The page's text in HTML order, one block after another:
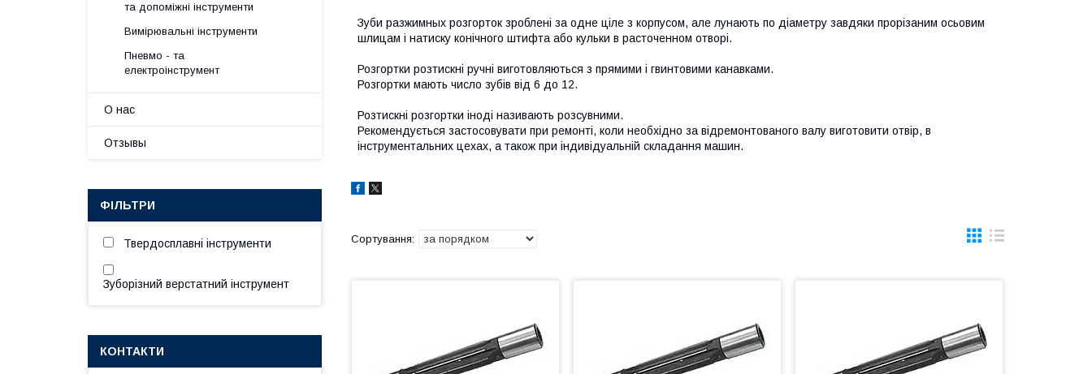
Зуби разжимных розгорток зроблені за одне ціле з корпусом, але лунають по діаметру завдяки прорізаним осьовим
шлицам і натиску конічного штифта або кульки в расточенном отворі.
Розгортки розтискні ручні виготовляються з прямими і гвинтовими канавками.
Розгортки мають число зубів від 6 до 12.
Розтискні розгортки іноді називають розсувними.
Рекомендується застосовувати при ремонті, коли необхідно за відремонтованого валу виготовити отвір, в
інструментальних цехах, а також при індивідуальній складання машин.
та допоміжні інструменти
Вимірювальні інструменти
Пневмо - та
електроінструмент
О нас
Отзывы
ФІЛЬТРИ
Твердосплавні інструменти
Зуборізний верстатний інструмент
КОНТАКТИ